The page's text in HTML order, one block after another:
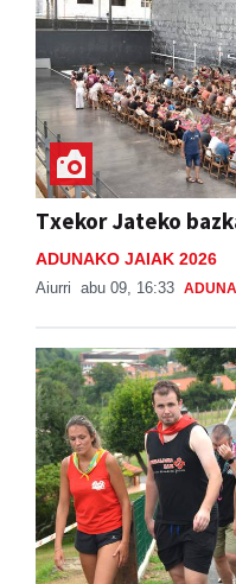
Txekor Jateko
ADUNAKO JAIAK 2026
Aiurri abu 09, 16:33 ADUNA